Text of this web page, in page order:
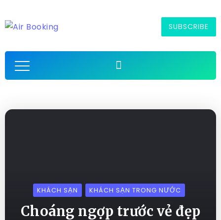
SUBSCRIBE
KHÁCH SẠN KHÁCH SẠN TRONG NƯỚC
Choáng ngợp trước vẻ đẹp